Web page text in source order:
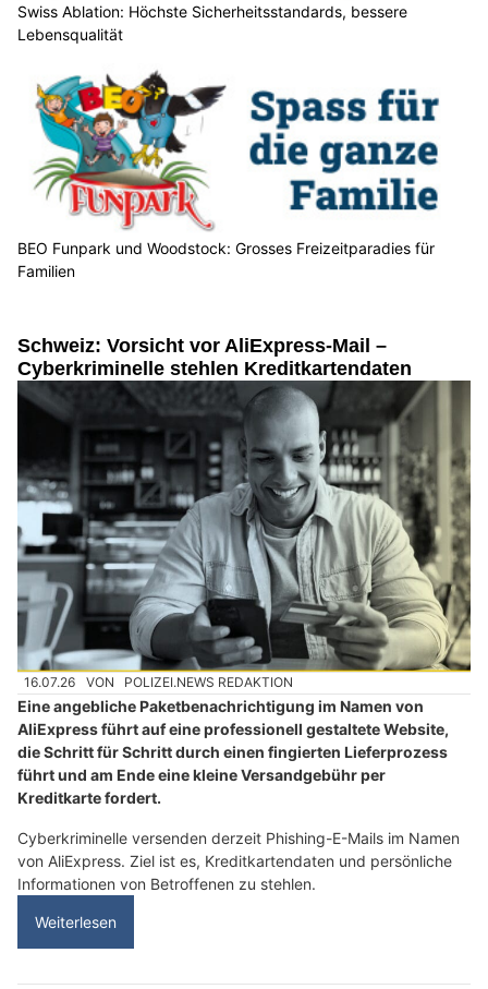
Swiss Ablation: Höchste Sicherheitsstandards, bessere
Lebensqualität
BEO Funpark und Woodstock: Grosses Freizeitparadies für
Familien
Schweiz: Vorsicht vor AliExpress-Mail –
Cyberkriminelle stehlen Kreditkartendaten
16.07.26 VON POLIZEI.NEWS REDAKTION
Eine angebliche Paketbenachrichtigung im Namen von
AliExpress führt auf eine professionell gestaltete Website,
die Schritt für Schritt durch einen fingierten Lieferprozess
führt und am Ende eine kleine Versandgebühr per
Kreditkarte fordert.
Cyberkriminelle versenden derzeit Phishing-E-Mails im Namen
von AliExpress. Ziel ist es, Kreditkartendaten und persönliche
Informationen von Betroffenen zu stehlen.
Weiterlesen